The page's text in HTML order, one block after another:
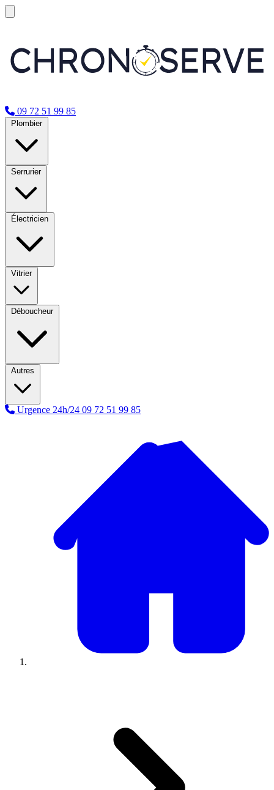
09 72 51 99 85
Plombier
Serrurier
Électricien
Vitrier
Déboucheur
Autres
Urgence 24h/24 09 72 51 99 85